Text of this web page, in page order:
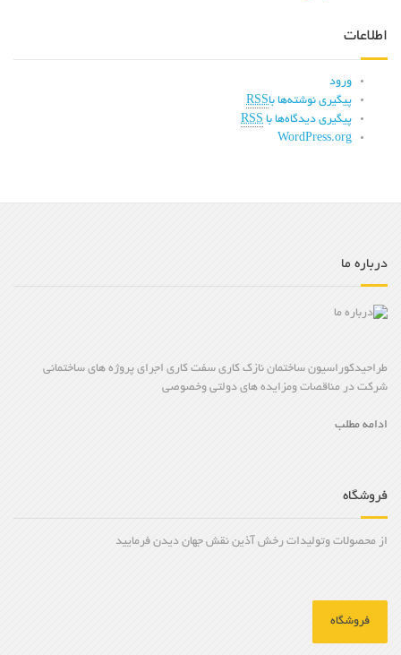
اطلاعات
ورود
پیگیری نوشته‌ها باRSS
پیگیری دیدگاه‌ها با RSS
WordPress.org
درباره ما
طراحیدکوراسیون ساختمان نازک کاری سفت کاری اجرای پروژه های ساختمانی
شرکت در مناقصات ومزایده های دولتی وخصوصی
ادامه مطلب
فروشگاه
از محصولات وتولیدات رخش آذین نقش جهان دیدن فرمایید
فروشگاه